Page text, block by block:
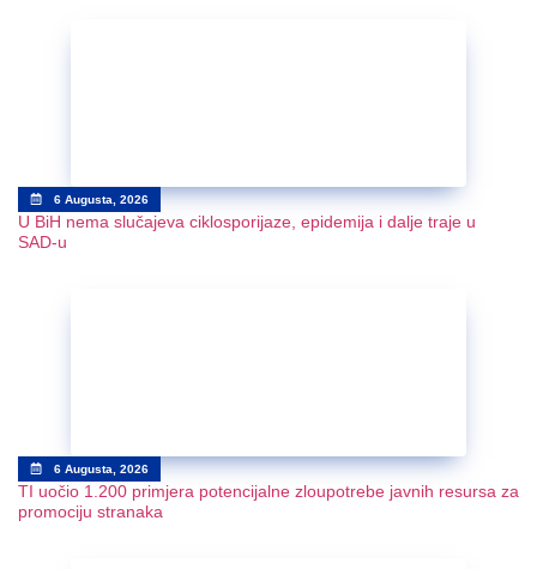
6 Augusta, 2026
U BiH nema slučajeva ciklosporijaze, epidemija i dalje traje u
SAD-u
6 Augusta, 2026
TI uočio 1.200 primjera potencijalne zloupotrebe javnih resursa za
promociju stranaka